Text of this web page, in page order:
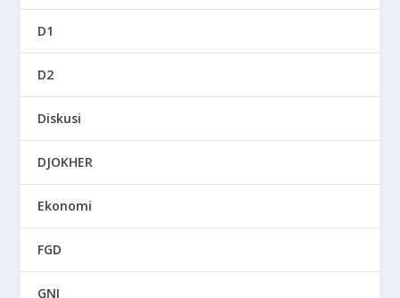
D1
D2
Diskusi
DJOKHER
Ekonomi
FGD
GNI